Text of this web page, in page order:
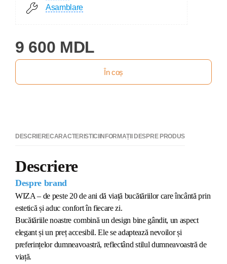
Asamblare
9 600 MDL
În coș
DESCRIERECARACTERISTICI INFORMAȚII DESPRE PRODUS
Descriere
Despre brand
WIZA – de peste 20 de ani dă viață bucătăriilor care încântă prin
estetică și aduc confort în fiecare zi.
Bucătăriile noastre combină un design bine gândit, un aspect
elegant și un preț accesibil. Ele se adaptează nevoilor și
preferințelor dumneavoastră, reflectând stilul dumneavoastră de
viață.